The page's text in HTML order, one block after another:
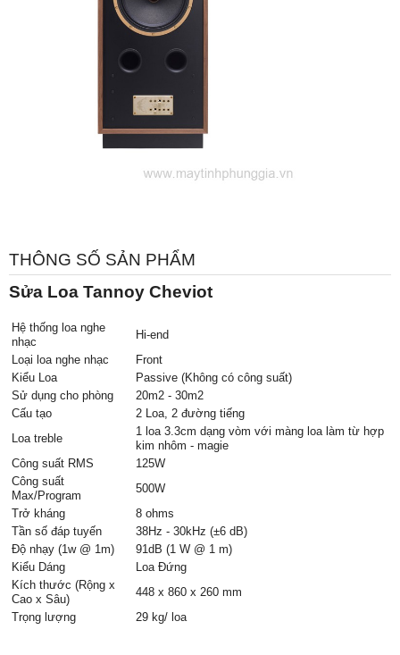
THÔNG SỐ SẢN PHẨM
Sửa Loa Tannoy Cheviot
Hệ thống loa nghe
nhạc
Hi-end
Loại loa nghe nhạc
Front
Kiểu Loa
Passive (Không có công suất)
Sử dụng cho phòng
20m2 - 30m2
Cấu tạo
2 Loa, 2 đường tiếng
Loa treble
1 loa 3.3cm dạng vòm với màng loa làm từ hợp
kim nhôm - magie
Công suất RMS
125W
Công suất
Max/Program
500W
Trở kháng
8 ohms
Tần số đáp tuyến
38Hz - 30kHz (±6 dB)
Độ nhạy (1w @ 1m)
91dB (1 W @ 1 m)
Kiểu Dáng
Loa Đứng
Kích thước (Rộng x
Cao x Sâu)
448 x 860 x 260 mm
Trọng lượng
29 kg/ loa